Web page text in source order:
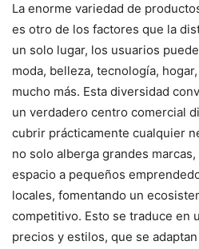
La enorme variedad de
es otro de los factores que la
un solo lugar, los usuarios
moda, belleza, tecnología,
mucho más. Esta diversidad
un verdadero centro comercial
cubrir prácticamente cualquier
no solo alberga grandes
espacio a pequeños
locales, fomentando un
competitivo. Esto se traduce en
precios y estilos, que se